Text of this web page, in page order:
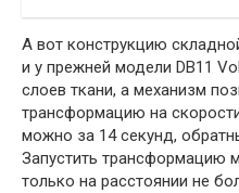
А вот конструкцию
и у прежней модели DB11
слоев ткани, а механизм
трансформацию на
можно за 14 секунд,
Запустить трансформацию
только на расстоянии не